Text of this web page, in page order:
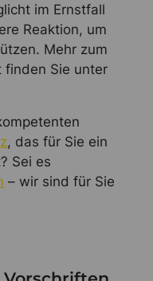
im Ernstfall
Reaktion, um
Mehr zum
finden Sie unter
, das für Sie ein
Sei es
– wir sind für Sie